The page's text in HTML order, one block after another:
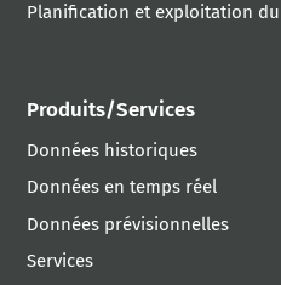
Planification et exploitation
Produits/Services
Données historiques
Données en temps réel
Données prévisionnelles
Services